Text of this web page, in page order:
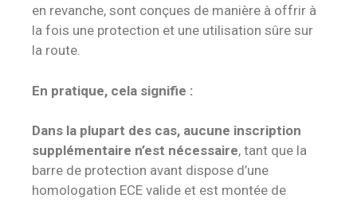
en revanche, sont conçues de manière à offrir à
la fois une protection et une utilisation sûre sur
la route.
En pratique, cela signifie :
Dans la plupart des cas, aucune inscription
supplémentaire n’est nécessaire, tant que la
barre de protection avant dispose d’une
homologation ECE valide et est montée de